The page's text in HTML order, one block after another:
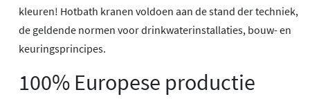
kleuren! Hotbath kranen voldoen aan de stand der techniek,
de geldende normen voor drinkwaterinstallaties, bouw- en
keuringsprincipes.
100% Europese productie